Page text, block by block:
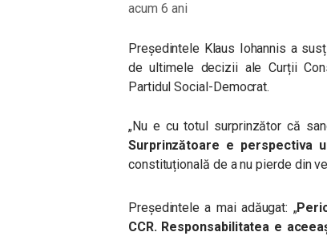
acum 6 ani
Președintele Klaus Iohannis a
de ultimele decizii ale Curții
Partidul Social-Democrat.
„Nu e cu totul surprinzător că
Surprinzătoare e perspectiva
constituțională de a nu pierde din
Președintele a mai adăugat: „
CCR. Responsabilitatea e